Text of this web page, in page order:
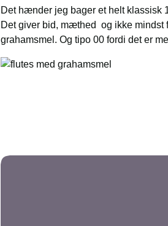
Det hænder jeg bager et helt klassisk
Det giver bid, mæthed og ikke mindst
grahamsmel. Og tipo 00 fordi det er